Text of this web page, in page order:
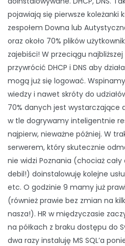
pojawiają się pierwsze koleżanki
zespołem Downa lub
oraz około 70% plików
zajebiści! W przeciągu
przywrócić DHCP i DNS aby
mogą już się logować.
wiedzy i nawet skróty do
70% danych jest wystarczające
w tle dogrywamy inteligentnie
najpierw, nieważne później. W
serwerem, który skutecznie
nie widzi Poznania (chociaż
debil!) doinstalowuję kolejne
etc. O godzinie 9 mamy już
(również prawie bez zmian na
nasza!). HR w międzyczasie
na półkach z braku dostępu do
dwa razy instaluję MS SQL’a